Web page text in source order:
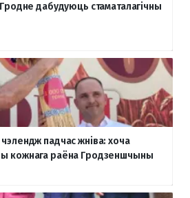
дабудуюць стаматалагічны
падчас жніва: хоча
кожнага раёна Гродзеншчыны